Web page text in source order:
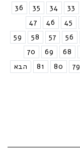
33
34
35
36
45
46
47
56
57
58
59
68
69
70
79
80
81 הבא